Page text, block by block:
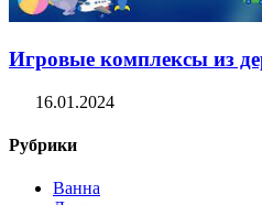
Игровые комплексы из
16.01.2024
Рубрики
Ванна